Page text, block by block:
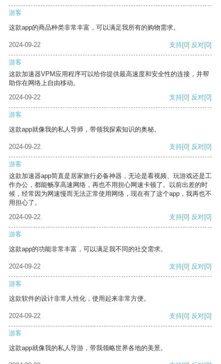
游客
这款app的商品种类非常丰富，可以满足我所有的购物需求。
2024-09-22 支持[0] 反对[0]
游客
这款加速器VPM应用程序可以给你提供最高速度和安全性的连接，并帮
助你在网络上自由移动。
2024-09-22
支持[0] 反对[0]
游客
这款app就像我的私人导师，带领我探索知识的奥秘。
2024-09-22 支持[0] 反对[0]
游客
这款加速器app简直是居家旅行必备神器，无论是看视频、玩游戏还是工
作办公，都能畅享高速网络，再也不用担心网速卡顿了。以前出差的时
候，经常因为网速慢而无法正常使用网络，现在有了这个app，我再也不
用担心了。
2024-09-22
支持[0] 反对[0]
游客
这款app的功能非常丰富，可以满足我不同的社交需求。
2024-09-22 支持[0] 反对[0]
游客
这款软件的设计非常人性化，使用起来非常方便。
2024-09-22 支持[0] 反对[0]
游客
这款app就像我的私人导游，带我领略世界各地的美景。